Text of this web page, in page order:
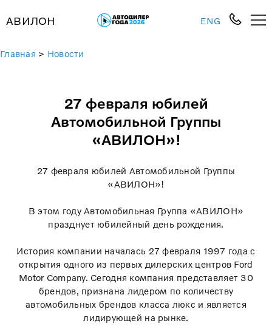
АВИЛОН ENG
Главная > Новости
27 февраля юбилей
Автомобильной Группы
«АВИЛОН»!
27 февраля юбилей Автомобильной Группы
«АВИЛОН»!
В этом году Автомобильная Группа «АВИЛОН»
празднует юбилейный день рождения.
История компании началась 27 февраля 1997 года с
открытия одного из первых дилерских центров Ford
Motor Company. Cегодня компания представляет 30
брендов, признана лидером по количеству
автомобильных брендов класса люкс и является
лидирующей на рынке.